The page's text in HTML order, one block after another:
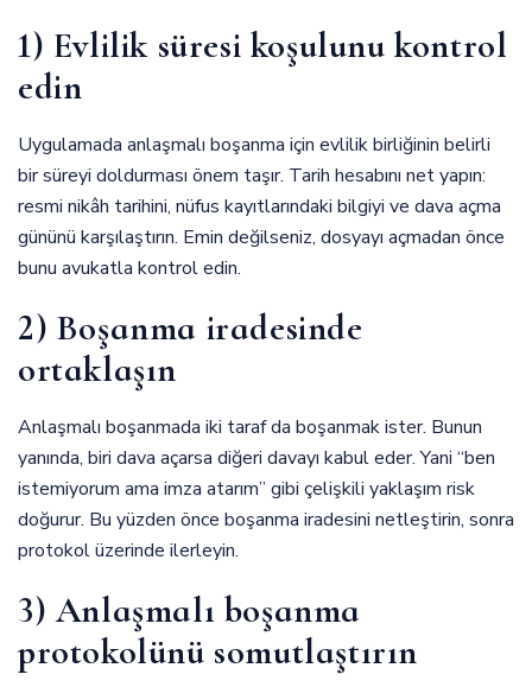
1) Evlilik süresi koşulunu kontrol
edin
Uygulamada anlaşmalı boşanma için evlilik birliğinin belirli
bir süreyi doldurması önem taşır. Tarih hesabını net yapın:
resmi nikâh tarihini, nüfus kayıtlarındaki bilgiyi ve dava açma
gününü karşılaştırın. Emin değilseniz, dosyayı açmadan önce
bunu avukatla kontrol edin.
2) Boşanma iradesinde
ortaklaşın
Anlaşmalı boşanmada iki taraf da boşanmak ister. Bunun
yanında, biri dava açarsa diğeri davayı kabul eder. Yani “ben
istemiyorum ama imza atarım” gibi çelişkili yaklaşım risk
doğurur. Bu yüzden önce boşanma iradesini netleştirin, sonra
protokol üzerinde ilerleyin.
3) Anlaşmalı boşanma
protokolünü somutlaştırın